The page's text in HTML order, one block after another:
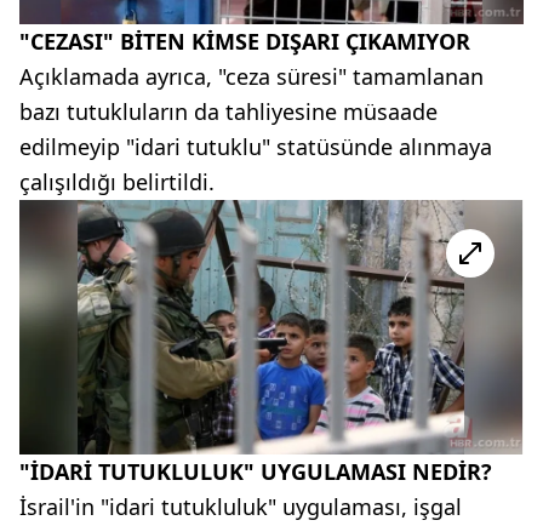
"CEZASI" BİTEN KİMSE DIŞARI ÇIKAMIYOR
Açıklamada ayrıca, "ceza süresi" tamamlanan
bazı tutukluların da tahliyesine müsaade
edilmeyip "idari tutuklu" statüsünde alınmaya
çalışıldığı belirtildi.
"İDARİ TUTUKLULUK" UYGULAMASI NEDİR?
İsrail'in "idari tutukluluk" uygulaması, işgal